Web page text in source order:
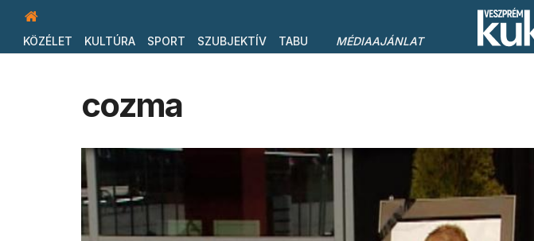
KÖZÉLET KULTÚRA SPORT SZUBJEKTÍV TABU MÉDIAAJÁNLAT
cozma